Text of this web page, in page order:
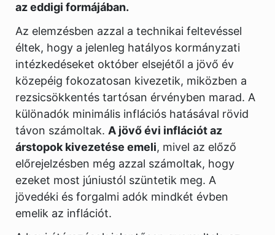
az eddigi formájában.
Az elemzésben azzal a technikai feltevéssel
éltek, hogy a jelenleg hatályos kormányzati
intézkedéseket október elsejétől a jövő év
közepéig fokozatosan kivezetik, miközben a
rezsicsökkentés tartósan érvényben marad. A
különadók minimális inflációs hatásával rövid
távon számoltak. A jövő évi inflációt az
árstopok kivezetése emeli, mivel az előző
előrejelzésben még azzal számoltak, hogy
ezeket most júniustól szüntetik meg. A
jövedéki és forgalmi adók mindkét évben
emelik az inflációt.